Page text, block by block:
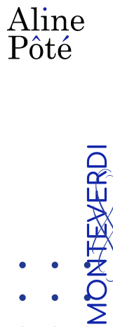
MONTEVERDI